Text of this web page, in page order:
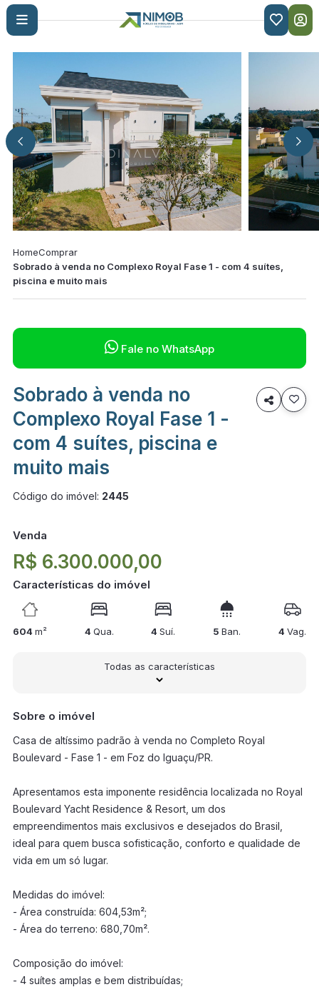

HomeComprar
Sobrado à venda no Complexo Royal Fase 1 - com 4 suítes,
piscina e muito mais
 Fale no WhatsApp
Sobrado à venda no
Complexo Royal Fase 1 -
com 4 suítes, piscina e
muito mais

Código do imóvel: 2445
Venda
R$ 6.300.000,00
Características do imóvel
604 m² 4 Qua. 4Suí. 5Ban. 4Vag.
Todas as características
Sobre o imóvel
Casa de altíssimo padrão à venda no Completo Royal
Boulevard - Fase 1 - em Foz do Iguaçu/PR.
Apresentamos esta imponente residência localizada no Royal
Boulevard Yacht Residence & Resort, um dos
empreendimentos mais exclusivos e desejados do Brasil,
ideal para quem busca sofisticação, conforto e qualidade de
vida em um só lugar.
Medidas do imóvel:
- Área construída: 604,53m²;
- Área do terreno: 680,70m².
Composição do imóvel:
- 4 suítes amplas e bem distribuídas;